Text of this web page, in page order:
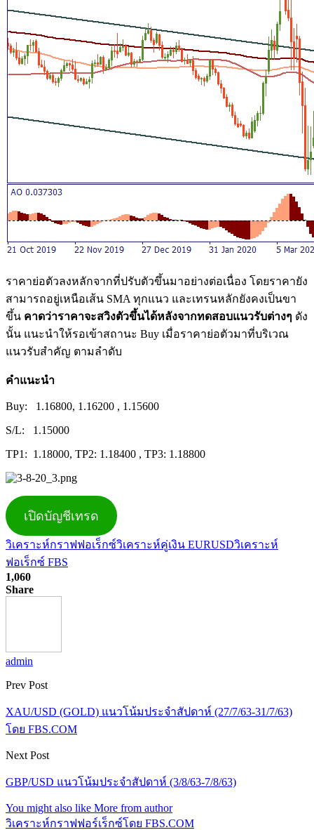
ราคาย่อตัวลงหลักจากที่ปรับตัวขึ้นมาอย่างต่อเนื่อง โดยราคายัง
สามารถอยู่เหนือเส้น SMA ทุกแนว และเทรนหลักยังคงเป็นขา
ขึ้น คาดว่าราคาจะสวิงตัวขึ้นได้หลังจากทดสอบแนวรับต่างๆ ดัง
นั้น แนะนำให้รอเข้าสถานะ Buy เมื่อราคาย่อตัวมาที่บริเวณ
แนวรับสำคัญ ตามลำดับ
คำแนะนำ
Buy: 1.16800, 1.16200 , 1.15600
S/L: 1.15000
TP1: 1.18000, TP2: 1.18400 , TP3: 1.18800
เปิดบัญชีเทรด
วิเคราะห์กราฟฟอเร็กซ์วิเคราะห์คู่เงิน EURUSDวิเคราะห์
ฟอเร็กซ์ FBS
1,060
Share
admin
Prev Post
XAU/USD (GOLD) แนวโน้มประจำสัปดาห์ (27/7/63-31/7/63)
โดย FBS.COM
Next Post
GBP/USD แนวโน้มประจำสัปดาห์ (3/8/63-7/8/63)
You might also like More from author
วิเคราะห์กราฟฟอร์เร็กซ์โดย FBS.COM